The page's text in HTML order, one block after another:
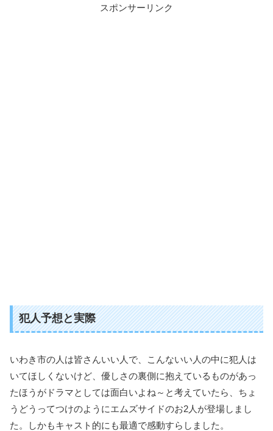
スポンサーリンク
犯人予想と実際
いわき市の人は皆さんいい人で、こんないい人の中に犯人は
いてほしくないけど、優しさの裏側に抱えているものがあっ
たほうがドラマとしては面白いよね～と考えていたら、ちょ
うどうってつけのようにエムズサイドのお2人が登場しまし
た。しかもキャスト的にも最適で感動すらしました。